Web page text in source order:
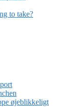
to take?
øjeblikkeligt